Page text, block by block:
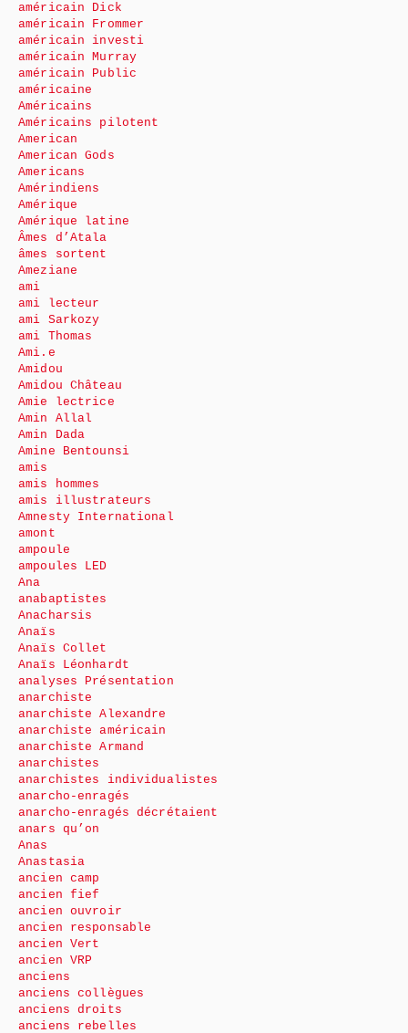
américain Dick
américain Frommer
américain investi
américain Murray
américain Public
américaine
Américains
Américains pilotent
American
American Gods
Americans
Amérindiens
Amérique
Amérique latine
Âmes d’Atala
âmes sortent
Ameziane
ami
ami lecteur
ami Sarkozy
ami Thomas
Ami.e
Amidou
Amidou Château
Amie lectrice
Amin Allal
Amin Dada
Amine Bentounsi
amis
amis hommes
amis illustrateurs
Amnesty International
amont
ampoule
ampoules LED
Ana
anabaptistes
Anacharsis
Anaïs
Anaïs Collet
Anaïs Léonhardt
analyses Présentation
anarchiste
anarchiste Alexandre
anarchiste américain
anarchiste Armand
anarchistes
anarchistes individualistes
anarcho-enragés
anarcho-enragés décrétaient
anars qu’on
Anas
Anastasia
ancien camp
ancien fief
ancien ouvroir
ancien responsable
ancien Vert
ancien VRP
anciens
anciens collègues
anciens droits
anciens rebelles